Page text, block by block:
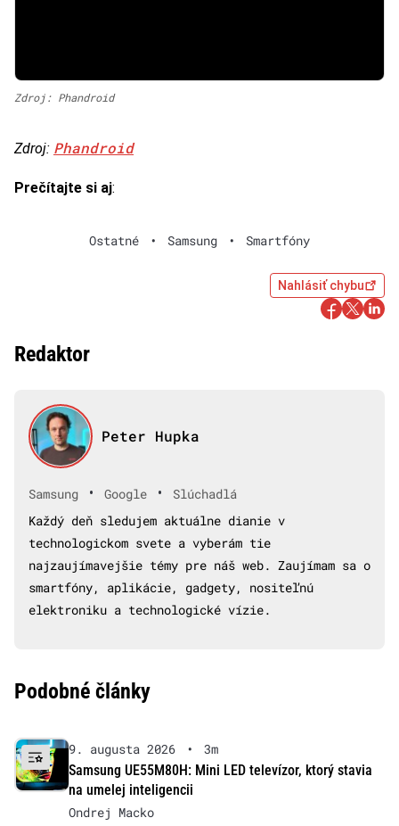
Zdroj: Phandroid
Zdroj: Phandroid
Prečítajte si aj:
Ostatné • Samsung • Smartfóny
Nahlásiť chybu
Redaktor
Peter Hupka
Samsung • Google •
Slúchadlá
Každý deň sledujem aktuálne dianie v
technologickom svete a vyberám tie
najzaujímavejšie témy pre náš web. Zaujímam sa o
smartfóny, aplikácie, gadgety, nositeľnú
elektroniku a technologické vízie.
Podobné články
9. augusta 2026 •
3m
Samsung UE55M80H: Mini LED televízor, ktorý stavia
na umelej inteligencii
Ondrej Macko